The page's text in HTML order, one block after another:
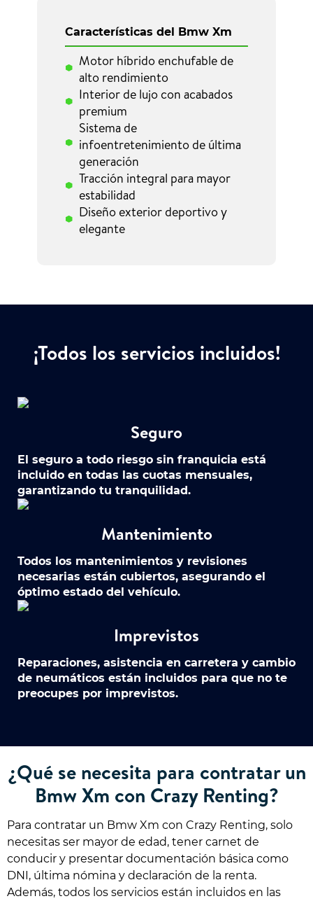
Características del Bmw Xm
Motor híbrido enchufable de
alto rendimiento
Interior de lujo con acabados
premium
Sistema de
infoentretenimiento de última
generación
Tracción integral para mayor
estabilidad
Diseño exterior deportivo y
elegante
¡Todos los servicios incluidos!
Seguro
El seguro a todo riesgo sin franquicia está
incluido en todas las cuotas mensuales,
garantizando tu tranquilidad.
Mantenimiento
Todos los mantenimientos y revisiones
necesarias están cubiertos, asegurando el
óptimo estado del vehículo.
Imprevistos
Reparaciones, asistencia en carretera y cambio
de neumáticos están incluidos para que no te
preocupes por imprevistos.
¿Qué se necesita para contratar un
Bmw Xm con Crazy Renting?
Para contratar un Bmw Xm con Crazy Renting, solo
necesitas ser mayor de edad, tener carnet de
conducir y presentar documentación básica como
DNI, última nómina y declaración de la renta.
Además, todos los servicios están incluidos en las